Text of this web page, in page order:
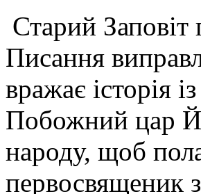
Старий Заповіт
Писання
вражає історія
Побожний цар
народу, щоб
первосвященик